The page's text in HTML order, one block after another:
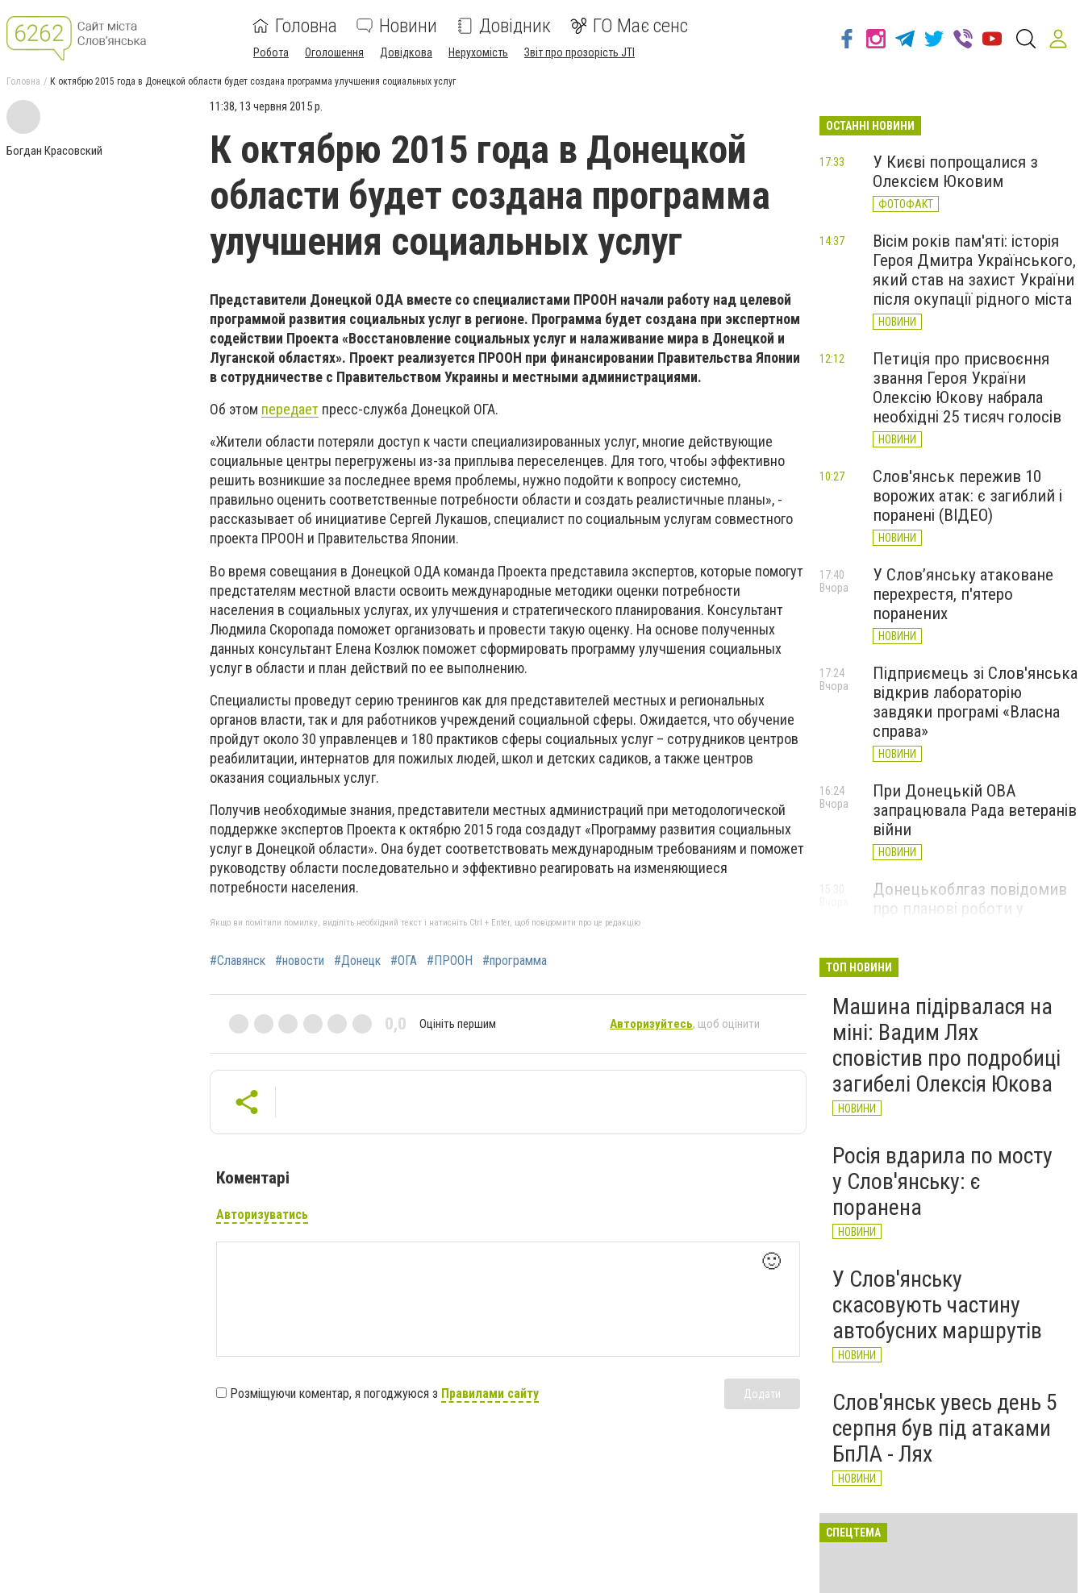
Головна Новини Довідник ГО Має сенс
Робота Оголошення Довідкова Нерухомість Звіт про прозорість JTI
Головна К октябрю 2015 года в Донецкой области будет создана программа улучшения социальных услуг
Богдан Красовский
11:38, 13 червня 2015 р.
К октябрю 2015 года в Донецкой
области будет создана программа
улучшения социальных услуг
Представители Донецкой ОДА вместе со специалистами ПРООН начали работу над целевой
программой развития социальных услуг в регионе. Программа будет создана при экспертном
содействии Проекта «Восстановление социальных услуг и налаживание мира в Донецкой и
Луганской областях». Проект реализуется ПРООН при финансировании Правительства Японии
в сотрудничестве с Правительством Украины и местными администрациями.
Об этом передает пресс-служба Донецкой ОГА.
«Жители области потеряли доступ к части специализированных услуг, многие действующие
социальные центры перегружены из-за приплыва переселенцев. Для того, чтобы эффективно
решить возникшие за последнее время проблемы, нужно подойти к вопросу системно,
правильно оценить соответственные потребности области и создать реалистичные планы», -
рассказывает об инициативе Сергей Лукашов, специалист по социальным услугам совместного
проекта ПРООН и Правительства Японии.
Во время совещания в Донецкой ОДА команда Проекта представила экспертов, которые помогут
предстателям местной власти освоить международные методики оценки потребности
населения в социальных услугах, их улучшения и стратегического планирования. Консультант
Людмила Скоропада поможет организовать и провести такую оценку. На основе полученных
данных консультант Елена Козлюк поможет сформировать программу улучшения социальных
услуг в области и план действий по ее выполнению.
Специалисты проведут серию тренингов как для представителей местных и региональных
органов власти, так и для работников учреждений социальной сферы. Ожидается, что обучение
пройдут около 30 управленцев и 180 практиков сферы социальных услуг – сотрудников центров
реабилитации, интернатов для пожилых людей, школ и детских садиков, а также центров
оказания социальных услуг.
Получив необходимые знания, представители местных администраций при методологической
поддержке экспертов Проекта к октябрю 2015 года создадут «Программу развития социальных
услуг в Донецкой области». Она будет соответствовать международным требованиям и поможет
руководству области последовательно и эффективно реагировать на изменяющиеся
потребности населения.
Якщо ви помітили помилку, виділіть необхідний текст і натисніть Ctrl + Enter, щоб повідомити про це редакцію
#Славянск #новости #Донецк #ОГА #ПРООН #программа
0,0 Оцініть першим Авторизуйтесь, щоб оцінити
Коментарі
Авторизуватись
🙂
Розміщуючи коментар, я погоджуюся з Правилами сайту Додати
ОСТАННІ НОВИНИ
У Києві попрощалися з
Олексієм Юковим
ФОТОФАКТ
17:33
Вісім років пам'яті: історія
Героя Дмитра Українського,
який став на захист України
після окупації рідного міста
НОВИНИ
14:37
Петиція про присвоєння
звання Героя України
Олексію Юкову набрала
необхідні 25 тисяч голосів
НОВИНИ
12:12
Слов'янськ пережив 10
ворожих атак: є загиблий і
поранені (ВІДЕО)
НОВИНИ
10:27
У Слов’янську атаковане
перехрестя, п'ятеро
поранених
НОВИНИ
17:40
Вчора
Підприємець зі Слов'янська
відкрив лабораторію
завдяки програмі «Власна
справа»
НОВИНИ
17:24
Вчора
При Донецькій ОВА
запрацювала Рада ветеранів
війни
НОВИНИ
16:24
Вчора
Донецькоблгаз повідомив
про планові роботи у
НОВИНИ
15:30
ТОП НОВИНИ
Машина підірвалася на
міні: Вадим Лях
сповістив про подробиці
загибелі Олексія Юкова
НОВИНИ
Росія вдарила по мосту
у Слов'янську: є
поранена
НОВИНИ
У Слов'янську
скасовують частину
автобусних маршрутів
НОВИНИ
Слов'янськ увесь день 5
серпня був під атаками
БпЛА - Лях
НОВИНИ
СПЕЦТЕМА